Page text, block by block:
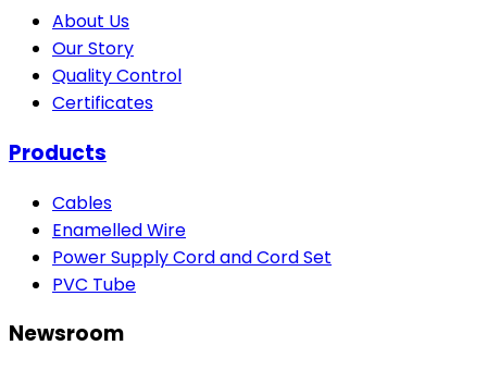
About Us
Our Story
Quality Control
Certificates
Products
Cables
Enamelled Wire
Power Supply Cord and Cord Set
PVC Tube
Newsroom